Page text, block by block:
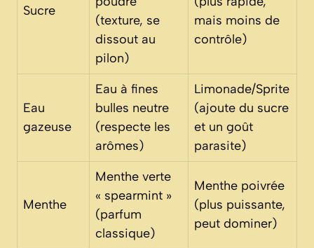
Sucre
(texture, se
dissout au
pilon)
mais moins de
contrôle)
Eau
gazeuse
Eau à fines
bulles neutre
(respecte les
arômes)
Limonade/Sprite
(ajoute du sucre
et un goût
parasite)
Menthe
Menthe verte
« spearmint »
(parfum
classique)
Menthe poivrée
(plus puissante,
peut dominer)